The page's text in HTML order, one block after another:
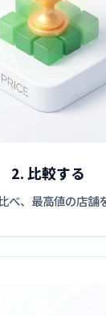
2. 比較する
べ、最高値の店舗